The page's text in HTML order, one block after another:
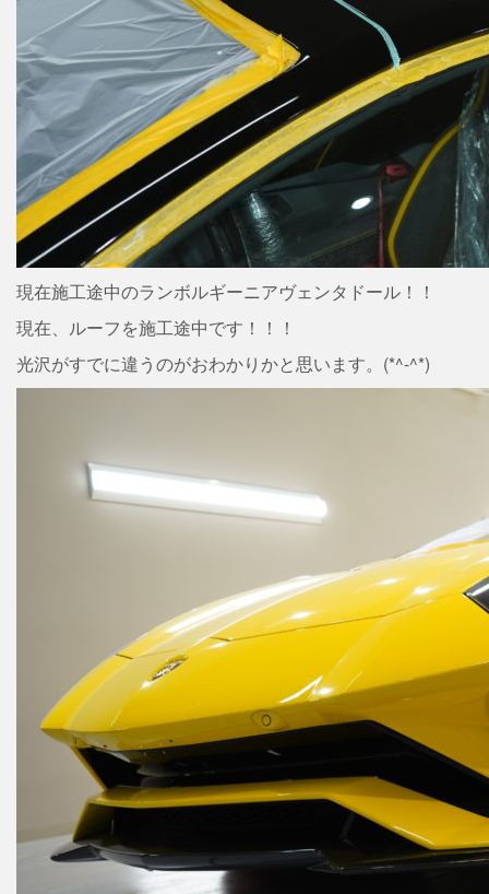
現在施工途中のランボルギーニアヴェンタドール！！
現在、ルーフを施工途中です！！！
光沢がすでに違うのがおわかりかと思います。(*^-^*)